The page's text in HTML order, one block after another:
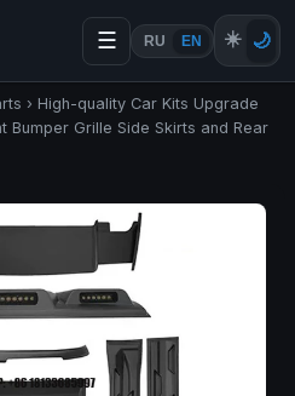
☰ RU EN ☀️ 🌙
› High-quality Car Kits Upgrade
Grille Side Skirts and Rear